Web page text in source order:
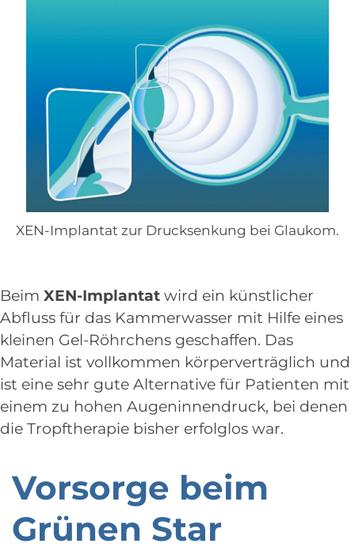
XEN-Implantat zur Drucksenkung bei Glaukom.
Beim XEN-Implantat wird ein künstlicher
Abfluss für das Kammerwasser mit Hilfe eines
kleinen Gel-Röhrchens geschaffen. Das
Material ist vollkommen körperverträglich und
ist eine sehr gute Alternative für Patienten mit
einem zu hohen Augeninnendruck, bei denen
die Tropftherapie bisher erfolglos war.
Vorsorge beim
Grünen Star